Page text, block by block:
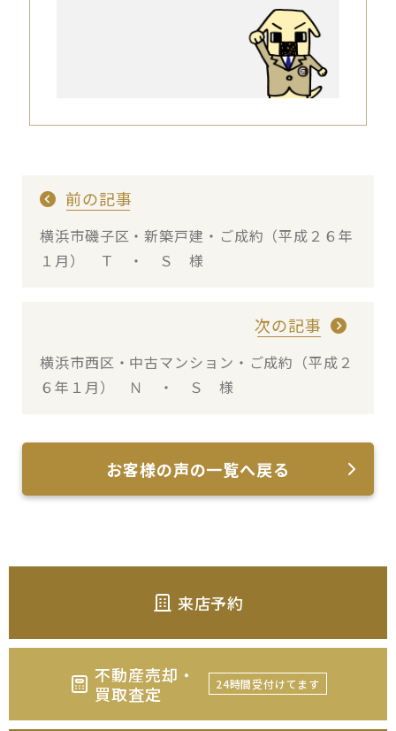
前の記事
横浜市磯子区・新築戸建・ご成約（平成２６年
１月） Ｔ ・ Ｓ 様
次の記事
横浜市西区・中古マンション・ご成約（平成２
６年１月） Ｎ ・ Ｓ 様
お客様の声の一覧へ戻る
来店予約
不動産売却・
買取査定
24時間受付けてます